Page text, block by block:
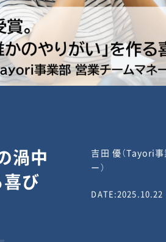
渦中
喜び
吉田 優（Tayori
ー）
DATE:2025.10.22